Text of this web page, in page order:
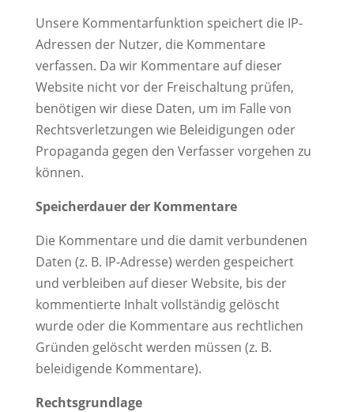
Unsere Kommentarfunktion speichert die IP-
Adressen der Nutzer, die Kommentare
verfassen. Da wir Kommentare auf dieser
Website nicht vor der Freischaltung prüfen,
benötigen wir diese Daten, um im Falle von
Rechtsverletzungen wie Beleidigungen oder
Propaganda gegen den Verfasser vorgehen zu
können.
Speicherdauer der Kommentare
Die Kommentare und die damit verbundenen
Daten (z. B. IP-Adresse) werden gespeichert
und verbleiben auf dieser Website, bis der
kommentierte Inhalt vollständig gelöscht
wurde oder die Kommentare aus rechtlichen
Gründen gelöscht werden müssen (z. B.
beleidigende Kommentare).
Rechtsgrundlage